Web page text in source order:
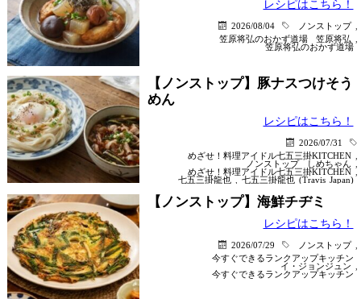
レシピはこちら！
2026/08/04 ノンストップ
笠原将弘のおかず道場
笠原将弘
笠原将弘のおかず道場
【ノンストップ】豚ナスつけそう
めん
レシピはこちら！
2026/07/31
めざせ！料理アイドル七五三掛KITCHEN
ノンストップ
しめちゃん
めざせ！料理アイドル七五三掛KITCHEN
七五三掛龍也
七五三掛龍也 (Travis Japan)
【ノンストップ】海鮮チヂミ
レシピはこちら！
2026/07/29 ノンストップ
今すぐできるランクアップキッチン
イ・ジョンジュン
今すぐできるランクアップキッチン